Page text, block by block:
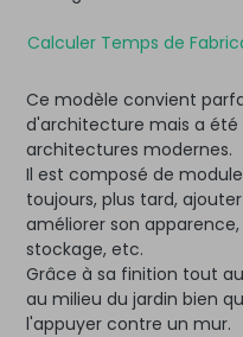
Calculer Temps de
Ce modèle convient
d'architecture mais a
architectures modernes.
Il est composé de
toujours, plus tard,
améliorer son
stockage, etc.
Grâce à sa finition tout
au milieu du jardin bien
l'appuyer contre un mur.